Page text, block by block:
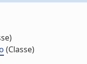
(Classe)